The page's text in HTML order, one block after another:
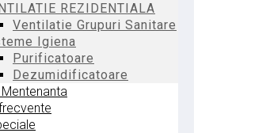
REZIDENTIALA
Ventilatie Grupuri Sanitare
Igiena
Purificatoare
Dezumidificatoare